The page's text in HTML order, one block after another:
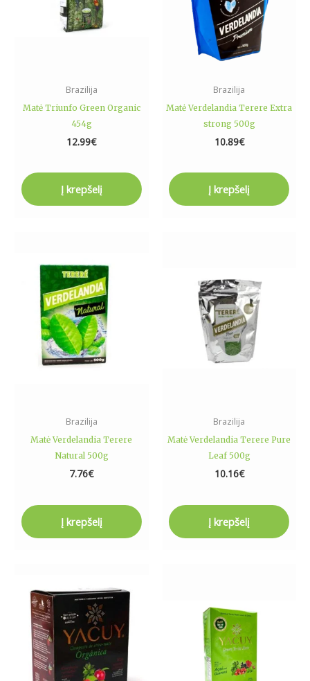
Brazilija
Matė Triunfo Green Organic
454g
12.99€
Į krepšelį
Brazilija
Matė Verdelandia Terere Extra
strong 500g
10.89€
Į krepšelį
Brazilija
Matė Verdelandia Terere
Natural 500g
7.76€
Į krepšelį
Brazilija
Matė Verdelandia Terere Pure
Leaf 500g
10.16€
Į krepšelį